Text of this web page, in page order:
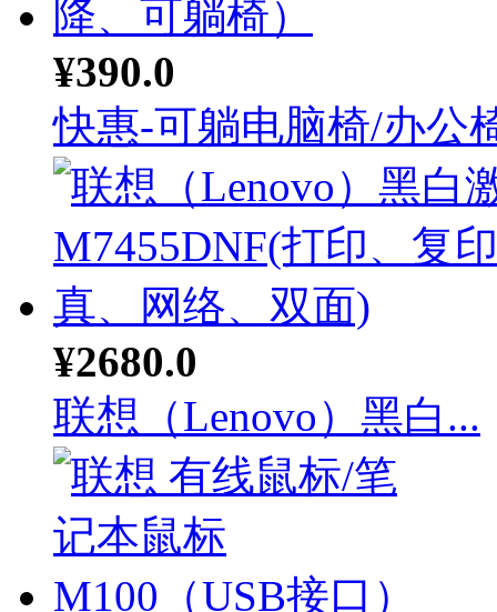
¥390.0
快惠-可躺电脑椅/办公
¥2680.0
联想（Lenovo）黑白...